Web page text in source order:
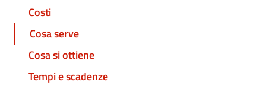
Costi
Cosa serve
Cosa si ottiene
Tempi e scadenze